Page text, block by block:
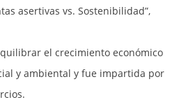
asertivas vs. Sostenibilidad”,
el crecimiento económico
y ambiental y fue impartida por